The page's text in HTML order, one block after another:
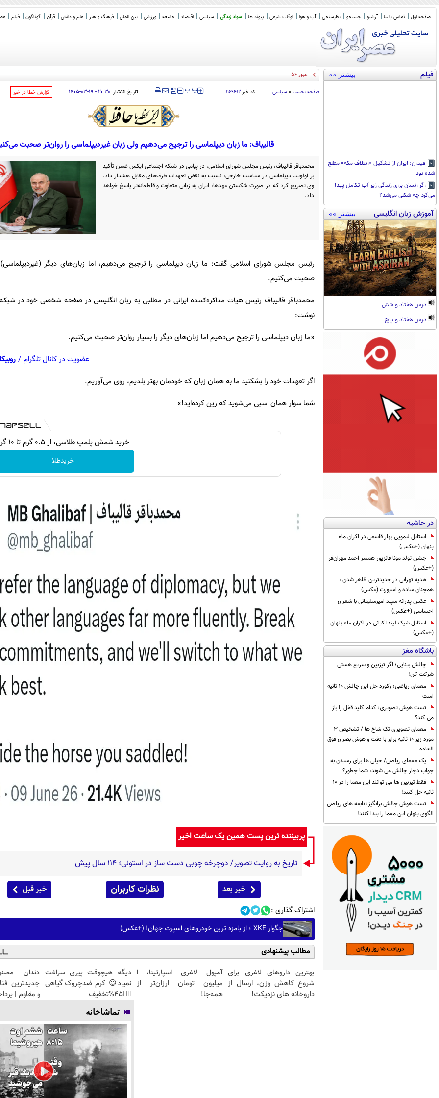
صفحه اول تماس با ما آرشیو جستجو نظرسنجی آب و هوا اوقات شرعی پیوند ها سواد زندگی سیاسی اقتصاد جامعه ورزشی بین الملل فرهنگ و هنر علم و دانش قرآن گوناگون فیلم
فیلم بیشتر »»
فیدان: ایران از تشکیل «ائتلاف مکه» مطلع
شده بود
اگر انسان برای زندگی زیر آب تکامل پیدا
می‌کرد چه شکلی می‌شد؟
آموزش زبان انگلیسی بیشتر »»
درس هفتاد و شش
درس هفتاد و پنج
در حاشیه
استایل لیمویی بهار قاسمی در اکران ماه
پنهان (+عکس)
جشن تولد مونا فائزپور همسر احمد مهران‌فر
(+عکس)
هدیه تهرانی در جدیدترین ظاهر شدن ،
همچنان ساده و اسپورت (عکس)
عکس پدرانه سپند امیرسلیمانی با شعری
احساسی (+عکس)
استایل شیک لیندا کیانی در اکران ماه پنهان
(+عکس)
باشگاه مغز
چالش بینایی؛ اگر تیزبین و سریع هستی
شرکت کن!
معمای ریاضی؛ رکورد حل این چالش 10 ثانیه
است
تست هوش تصویری: کدام کلید قفل را باز
می کند؟
معمای تصویری تک شاخ ها / تشخیص 3
مورد زیر 10 ثانیه برابر با دقت و هوش بصری فوق
العاده
یک معمای ریاضی/ خیلی ها برای رسیدن به
جواب دچار چالش می شوند، شما چطور؟
فقط تیزبین ها می توانند این معما را در 10
ثانیه حل کنند!
تست هوش چالش برانگیز: نابغه های ریاضی
الگوی پنهان این معما را پیدا کنند!
عبور ۵۶ نفتکش از مسیر عمانی
صفحه نخست » سیاسی کد خبر ۱۱۶۹۴۱۲ ‍‍‍ پپ تاریخ انتشار: ۲۰:۳۰ - ۱۹-۰۳-۱۴۰۵ ‌گزارش خطا در خبر
قالیباف: ما زبان دیپلماسی را ترجیح می‌دهیم ولی زبان‌ غیردیپلماسی را روان‌تر صحبت
محمدباقر قالیباف، رئیس مجلس شورای اسلامی، در پیامی در شبکه اجتماعی ایکس ضمن تأکید
بر اولویت دیپلماسی در سیاست خارجی، نسبت به نقض تعهدات طرف‌های مقابل هشدار داد.
وی تصریح کرد که در صورت شکستن عهدها، ایران به زبانی متفاوت و قاطعانه‌تر پاسخ خواهد
داد.
رئیس مجلس شورای اسلامی گفت: ما زبان دیپلماسی را ترجیح می‌دهیم، اما زبان‌های دیگر (غیردیپلماسی)
صحبت می‌کنیم.
محمدباقر قالیباف رئیس هیات مذاکره‌کننده ایرانی در مطلبی به زبان انگلیسی در صفحه شخصی خود در
نوشت:
«ما زبان دیپلماسی را ترجیح می‌دهیم اما زبان‌های دیگر را بسیار روان‌تر صحبت می‌کنیم.
عضویت در کانال تلگرام / روبیکا
اگر تعهدات خود را بشکنید ما به همان زبان که خودمان بهتر بلدیم، روی می‌آوریم.
شما سوار همان اسبی می‌شوید که زین کرده‌اید!»
خرید شمش پلمپ طلاسی، از ۰.۵ گرم تا ۱۰ گرم
خریدطلا
پربیننده ترین پست همین یک ساعت اخیر
تاریخ به روایت تصویر/ دوچرخه چوبی دست ساز در استونی؛ 114 سال پیش
خبر بعد نظرات کاربران خبر قبل
اشتراک گذاری :
جگوار XKE ؛ از بامزه ترین خودروهای اسپرت جهان! (+عکس)
مطالب پیشنهادی
بهترین داروهای لاغری برای
شروع کاهش وزن، ارسال از
داروخانه های نزدیکت!
آمپول لاغری اسپارتینا، ا
میلیون تومان ارزان‌تر از
همه‌جا!
دیگه هیچوقت پیری سراغت
نمیاد😉 کرم ضدچروک گیاهی
👈🏻45%تخفیف
دندان
جدیدترین
و مقاوم |
تماشاخانه